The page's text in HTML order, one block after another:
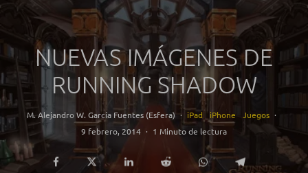
NUEVAS IMÁGENES DE
RUNNING SHADOW
M. Alejandro W. García Fuentes (Esfera) · iPad iPhone Juegos ·
9 febrero, 2014 · 1 Minuto de lectura